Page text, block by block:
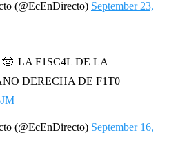
(@EcEnDirecto) September 23,
🤠| LA F1SC4L DE LA
DERECHA DE F1T0
(@EcEnDirecto) September 16,